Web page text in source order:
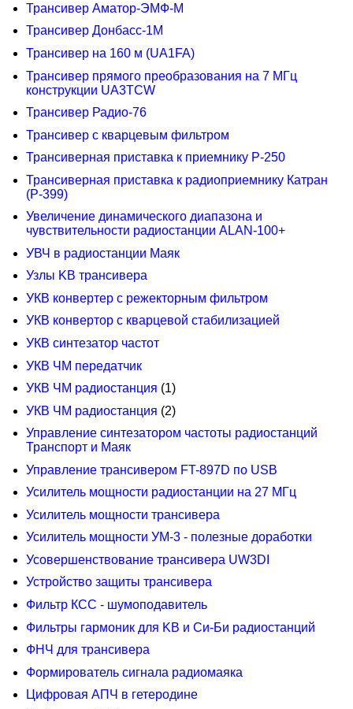
Трансивер Аматор-ЭМФ-М
Трансивер Донбасс-1М
Трансивер на 160 м (UA1FA)
Трансивер прямого преобразования на 7 МГц
конструкции UA3TCW
Трансивер Радио-76
Трансивер с кварцевым фильтром
Трансиверная приставка к приемнику Р-250
Трансиверная приставка к радиоприемнику Катран
(Р-399)
Увеличение динамического диапазона и
чувствительности радиостанции ALAN-100+
УВЧ в радиостанции Маяк
Узлы KB трансивера
УКВ конвертер с режекторным фильтром
УКВ конвертор с кварцевой стабилизацией
УКВ синтезатор частот
УКВ ЧМ передатчик
УКВ ЧМ радиостанция (1)
УКВ ЧМ радиостанция (2)
Управление синтезатором частоты радиостанций
Транспорт и Маяк
Управление трансивером FT-897D по USB
Усилитель мощности радиостанции на 27 МГц
Усилитель мощности трансивера
Усилитель мощности УМ-3 - полезные доработки
Усовершенствование трансивера UW3DI
Устройство защиты трансивера
Фильтр КСС - шумоподавитель
Фильтры гармоник для KB и Си-Би радиостанций
ФНЧ для трансивера
Формирователь сигнала радиомаяка
Цифровая АПЧ в гетеродине